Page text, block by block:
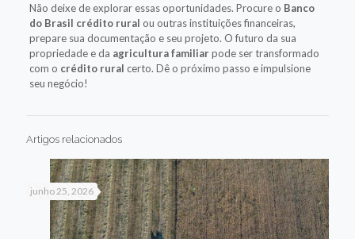
Não deixe de explorar essas oportunidades. Procure o Banco
do Brasil crédito rural ou outras instituições financeiras,
prepare sua documentação e seu projeto. O futuro da sua
propriedade e da agricultura familiarpode ser transformado
com o crédito rural certo. Dê o próximo passo e impulsione
seu negócio!
Artigos relacionados
junho 25, 2026